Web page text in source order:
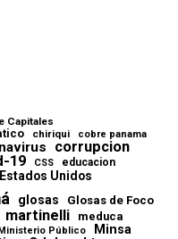
Capitales
chiriqui cobre panama
corrupcion
19 CSS educacion
Estados Unidos
glosas Glosas de Foco
martinelli meduca
Público Minsa